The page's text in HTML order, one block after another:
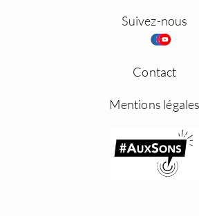
Suivez-nous
Contact
Mentions légales